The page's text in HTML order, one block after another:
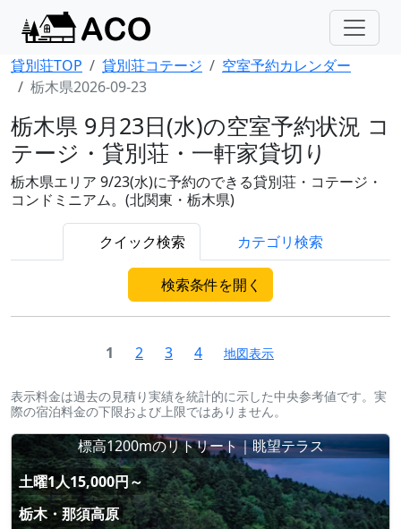
貸別荘TOP 貸別荘コテージ
空室予約カレンダー
栃木県2026-09-23
栃木県 9月23日(水)の空室予約状況 コ
テージ・貸別荘・一軒家貸切り
栃木県エリア 9/23(水)に予約のできる貸別荘・コテージ・
コンドミニアム。(北関東・栃木県)
クイック検索 カテゴリ検索
検索条件を開く
1 2 3 4 地図表示
表示料金は過去の見積り実績を統計的に示した中央参考値です。実
際の宿泊料金の下限および上限ではありません。
標高1200mのリトリート｜眺望テラス
土曜1人15,000円～
栃木・那須高原